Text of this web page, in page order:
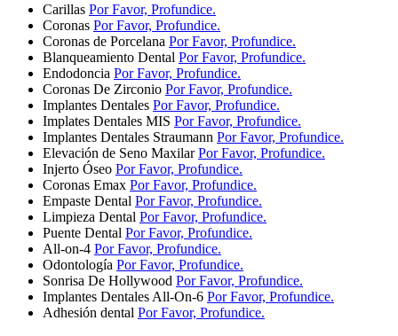
Carillas Por Favor, Profundice.
Coronas Por Favor, Profundice.
Coronas de Porcelana Por Favor, Profundice.
Blanqueamiento Dental Por Favor, Profundice.
Endodoncia Por Favor, Profundice.
Coronas De Zirconio Por Favor, Profundice.
Implantes Dentales Por Favor, Profundice.
Implates Dentales MIS Por Favor, Profundice.
Implantes Dentales Straumann Por Favor, Profundice.
Elevación de Seno Maxilar Por Favor, Profundice.
Injerto Óseo Por Favor, Profundice.
Coronas Emax Por Favor, Profundice.
Empaste Dental Por Favor, Profundice.
Limpieza Dental Por Favor, Profundice.
Puente Dental Por Favor, Profundice.
All-on-4 Por Favor, Profundice.
Odontología Por Favor, Profundice.
Sonrisa De Hollywood Por Favor, Profundice.
Implantes Dentales All-On-6 Por Favor, Profundice.
Adhesión dental Por Favor, Profundice.